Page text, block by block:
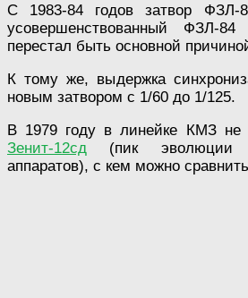
С 1983-84 годов затвор
усовершенствованный ФЗЛ-
перестал быть основной
К тому же, выдержка
новым затвором с 1/60 до 1/125.
В 1979 году в линейке КМЗ не
Зенит-12сд (пик эволюции
аппаратов), с кем можно